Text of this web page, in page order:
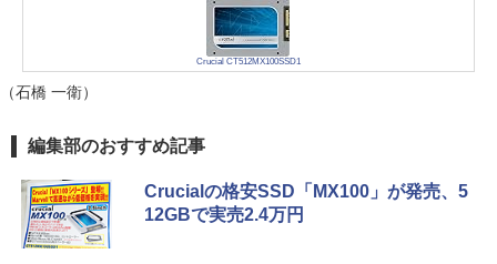
Crucial CT512MX100SSD1
（石橋 一衛）
編集部のおすすめ記事
Crucialの格安SSD「MX100」が発売、5
12GBで実売2.4万円